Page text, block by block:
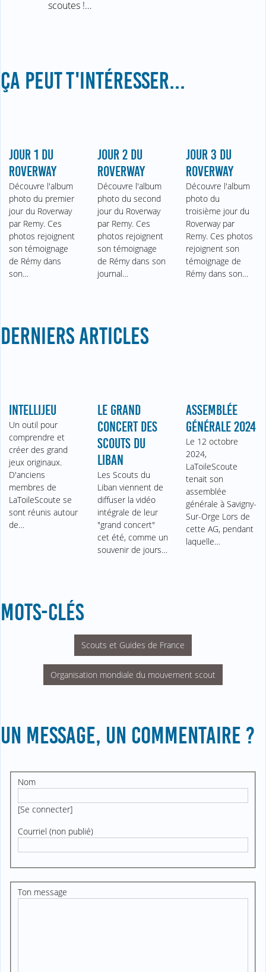
scoutes !…
ÇA PEUT T'INTÉRESSER...
JOUR 1 DU
ROVERWAY
Découvre l'album
photo du premier
jour du Roverway
par Remy. Ces
photos rejoignent
son témoignage
de Rémy dans
son…
JOUR 2 DU
ROVERWAY
Découvre l'album
photo du second
jour du Roverway
par Remy. Ces
photos rejoignent
son témoignage
de Rémy dans son
journal…
JOUR 3 DU
ROVERWAY
Découvre l'album
photo du
troisième jour du
Roverway par
Remy. Ces photos
rejoignent son
témoignage de
Rémy dans son…
DERNIERS ARTICLES
INTELLIJEU
Un outil pour
comprendre et
créer des grand
jeux originaux.
D'anciens
membres de
LaToileScoute se
sont réunis autour
de…
LE GRAND
CONCERT DES
SCOUTS DU
LIBAN
Les Scouts du
Liban viennent de
diffuser la vidéo
intégrale de leur
"grand concert"
cet été, comme un
souvenir de jours…
ASSEMBLÉE
GÉNÉRALE 2024
Le 12 octobre
2024,
LaToileScoute
tenait son
assemblée
générale à Savigny-
Sur-Orge Lors de
cette AG, pendant
laquelle…
MOTS-CLÉS
Scouts et Guides de France
Organisation mondiale du mouvement scout
UN MESSAGE, UN COMMENTAIRE ?
Nom
[Se connecter]
Courriel (non publié)
Ton message